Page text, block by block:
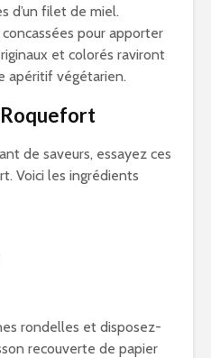
d’un filet de miel.
pour apporter
et colorés raviront
apéritif végétarien.
Roquefort
de saveurs, essayez ces
Voici les ingrédients
rondelles et disposez-
recouverte de papier